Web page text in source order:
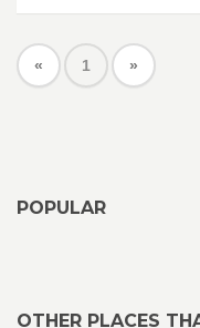
« 1 »
POPULAR
OTHER PLACES